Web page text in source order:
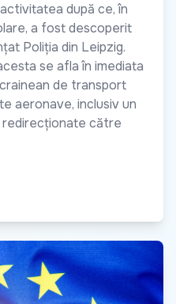
după ce, în
a fost descoperit
Poliția din Leipzig.
se afla în imediata
de transport
aeronave, inclusiv un
redirecționate către